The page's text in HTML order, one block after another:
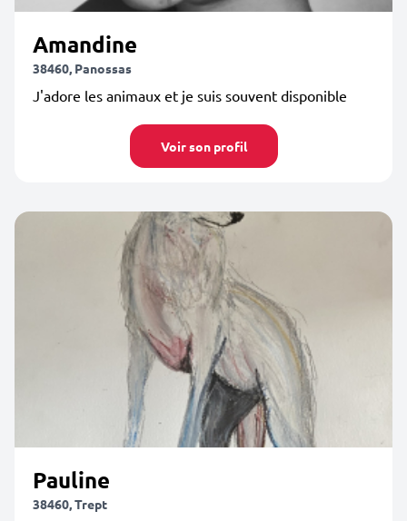
Amandine
38460, Panossas
J'adore les animaux et je suis souvent disponible
Voir son profil
Pauline
38460, Trept